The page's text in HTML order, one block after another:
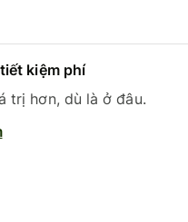
kiệm phí
trị hơn, dù là ở đâu.